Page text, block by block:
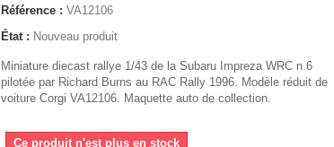
Référence : VA12106
État : Nouveau produit
Miniature diecast rallye 1/43 de la Subaru Impreza WRC n 6
pilotée par Richard Burns au RAC Rally 1996. Modèle réduit de
voiture Corgi VA12106. Maquette auto de collection.
Ce produit n'est plus en stock